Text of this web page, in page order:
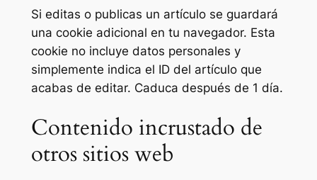
Si editas o publicas un artículo se guardará
una cookie adicional en tu navegador. Esta
cookie no incluye datos personales y
simplemente indica el ID del artículo que
acabas de editar. Caduca después de 1 día.
Contenido incrustado de
otros sitios web